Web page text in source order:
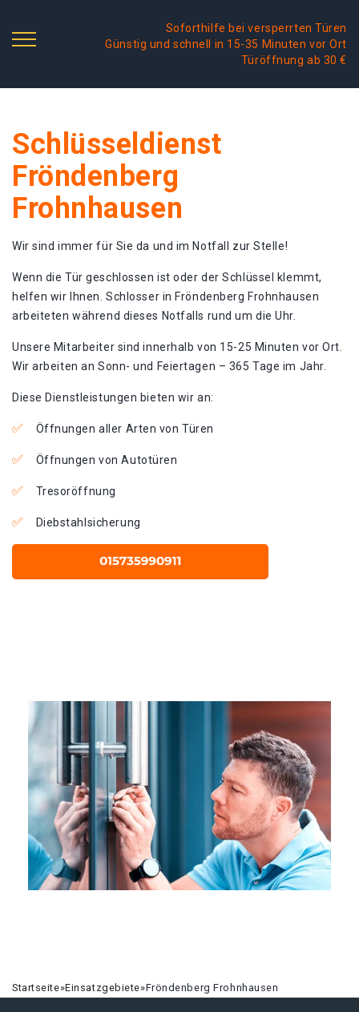
Soforthilfe bei versperrten Türen
Günstig und schnell in 15-35 Minuten vor Ort
Türöffnung ab 30 €
Schlüsseldienst
Fröndenberg
Frohnhausen
Wir sind immer für Sie da und im Notfall zur Stelle!
Wenn die Tür geschlossen ist oder der Schlüssel klemmt,
helfen wir Ihnen. Schlosser in Fröndenberg Frohnhausen
arbeiteten während dieses Notfalls rund um die Uhr.
Unsere Mitarbeiter sind innerhalb von 15-25 Minuten vor Ort.
Wir arbeiten an Sonn- und Feiertagen – 365 Tage im Jahr.
Diese Dienstleistungen bieten wir an:
Öffnungen aller Arten von Türen
Öffnungen von Autotüren
Tresoröffnung
Diebstahlsicherung
Startseite»Einsatzgebiete»Fröndenberg Frohnhausen